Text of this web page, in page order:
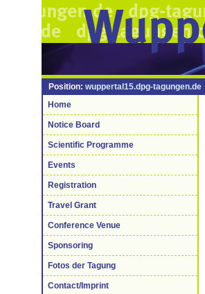
Position: wuppertal15.dpg-tagungen.de
Home
Notice Board
Scientific Programme
Events
Registration
Travel Grant
Conference Venue
Sponsoring
Fotos der Tagung
Contact/Imprint